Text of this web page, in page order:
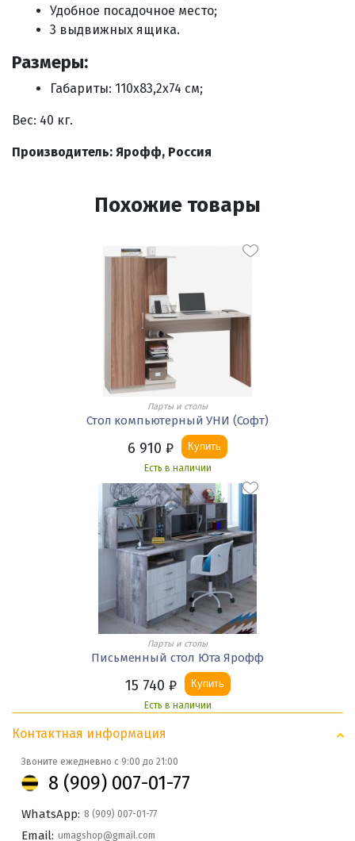
Удобное посадочное место;
3 выдвижных ящика.
Размеры:
Габариты: 110х83,2х74 см;
Вес: 40 кг.
Производитель: Ярофф, Россия
Похожие товары
Парты и столы
Стол компьютерный УНИ (Софт)
6 910 ₽ Купить
Есть в наличии
Парты и столы
Письменный стол Юта Ярофф
15 740 ₽ Купить
Есть в наличии
Контактная информация
Звоните ежедневно с 9:00 до 21:00
8 (909) 007-01-77
WhatsApp: 8 (909) 007-01-77
Email: umagshop@gmail.com